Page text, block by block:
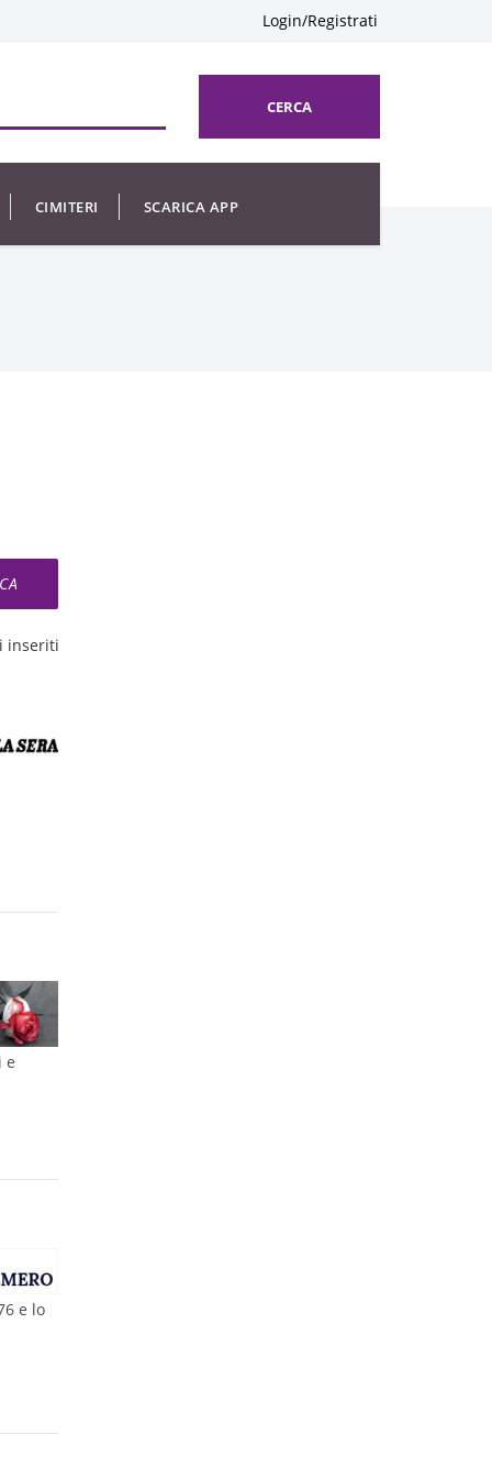
Login/Registrati
CERCA
CIMITERI SCARICA APP
inseriti
e
e lo
il